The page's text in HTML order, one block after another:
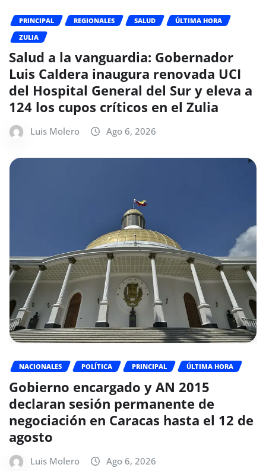
PRINCIPAL REGIONALES SALUD
ÚLTIMA HORA
ZULIA
Salud a la vanguardia: Gobernador
Luis Caldera inaugura renovada UCI
del Hospital General del Sur y eleva a
124 los cupos críticos en el Zulia
Luis Molero Ago 6, 2026
NACIONALES POLÍTICA PRINCIPAL ÚLTIMA HORA
Gobierno encargado y AN 2015
declaran sesión permanente de
negociación en Caracas hasta el 12 de
agosto
Luis Molero Ago 6, 2026